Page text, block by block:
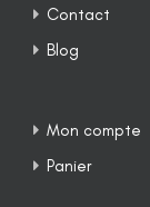
Contact
Blog
Mon compte
Panier